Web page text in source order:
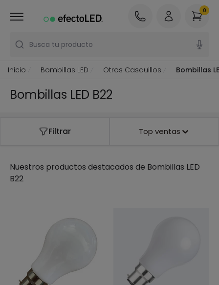
Busca tu producto
0
Inicio Bombillas LED Otros Casquillos Bombillas
Bombillas LED B22
Filtrar Top ventas
Nuestros productos destacados de Bombillas LED
B22